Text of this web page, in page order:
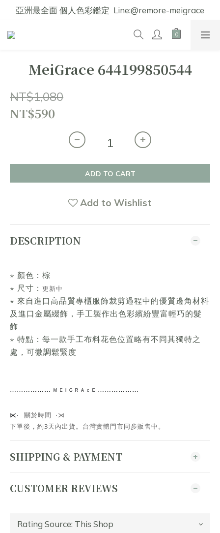
亞洲最全面 個人色彩鑑定  Line:@remore-meigrace
MeiGrace 644199850544
NT$1,080
NT$590
ADD TO CART
Add to Wishlist
DESCRIPTION
⋆ 顏色：棕
⋆ 尺寸： 更新中
⋆ 來自進口高品質專櫃服飾裁剪過程中的優質邊角材料
及進口金屬綴飾，手工製作出色彩繽紛豐富輕巧的髮
飾
⋆ 特點：每一款手工布料花色位置略有不同其獨特之
處，可微調鬆緊度
⋯⋯ ⋯⋯⋯⋯ ᴹ ᴱ ᴵ ᴳ ᴿ ᴬ ᶜ ᴱ ⋯⋯⋯⋯ ⋯⋯
⋉⋅ 關於時間 ⋅⋊
下單後，約3天內出貨。台灣實體門市同步販售中。
SHIPPING & PAYMENT
CUSTOMER REVIEWS